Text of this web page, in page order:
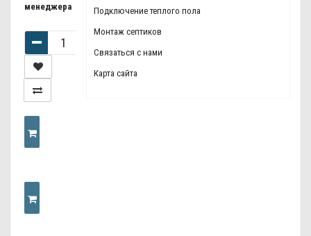
Подключение теплого пола
Монтаж септиков
Связаться с нами
Карта сайта
менеджера